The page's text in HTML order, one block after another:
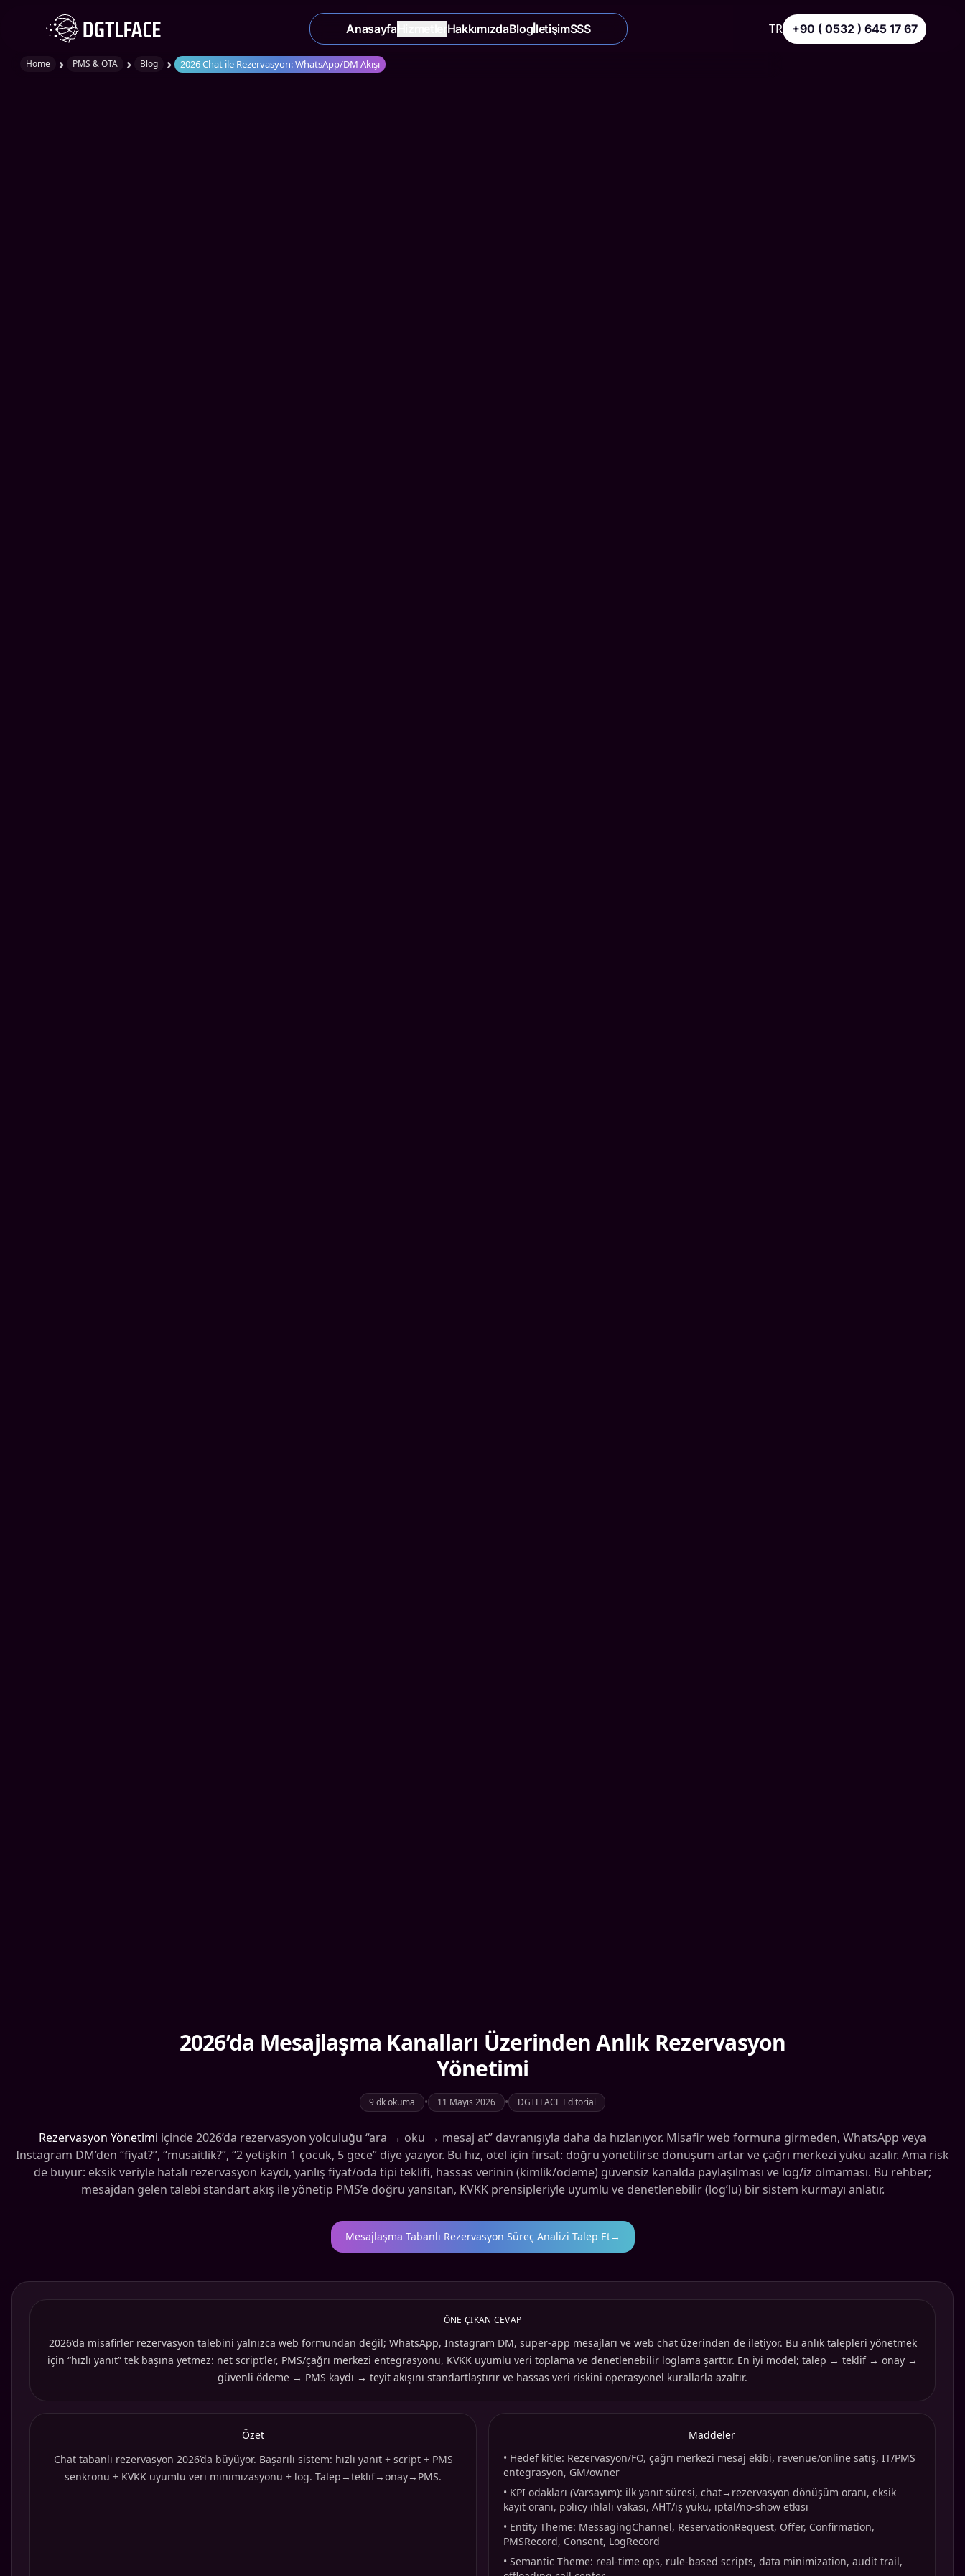
AnasayfaHizmetler HakkımızdaBlogİletişimSSS TR +90 ( 0532 ) 645 17 67
Home › PMS & OTA › Blog › 2026 Chat ile Rezervasyon: WhatsApp/DM Akışı
2026’da Mesajlaşma Kanalları Üzerinden Anlık Rezervasyon
Yönetimi
9 dk okuma • 11 Mayıs 2026 • DGTLFACE Editorial
Rezervasyon Yönetimi içinde 2026’da rezervasyon yolculuğu “ara → oku → mesaj at” davranışıyla daha da hızlanıyor. Misafir web formuna girmeden, WhatsApp veya
Instagram DM’den “fiyat?”, “müsaitlik?”, “2 yetişkin 1 çocuk, 5 gece” diye yazıyor. Bu hız, otel için fırsat: doğru yönetilirse dönüşüm artar ve çağrı merkezi yükü azalır. Ama risk
de büyür: eksik veriyle hatalı rezervasyon kaydı, yanlış fiyat/oda tipi teklifi, hassas verinin (kimlik/ödeme) güvensiz kanalda paylaşılması ve log/iz olmaması. Bu rehber;
mesajdan gelen talebi standart akış ile yönetip PMS’e doğru yansıtan, KVKK prensipleriyle uyumlu ve denetlenebilir (log’lu) bir sistem kurmayı anlatır.
Mesajlaşma Tabanlı Rezervasyon Süreç Analizi Talep Et→
ÖNE ÇIKAN CEVAP
2026’da misafirler rezervasyon talebini yalnızca web formundan değil; WhatsApp, Instagram DM, super-app mesajları ve web chat üzerinden de iletiyor. Bu anlık talepleri yönetmek
için “hızlı yanıt” tek başına yetmez: net script’ler, PMS/çağrı merkezi entegrasyonu, KVKK uyumlu veri toplama ve denetlenebilir loglama şarttır. En iyi model; talep → teklif → onay →
güvenli ödeme → PMS kaydı → teyit akışını standartlaştırır ve hassas veri riskini operasyonel kurallarla azaltır.
Özet
Chat tabanlı rezervasyon 2026’da büyüyor. Başarılı sistem: hızlı yanıt + script + PMS
senkronu + KVKK uyumlu veri minimizasyonu + log. Talep→teklif→onay→PMS.
Maddeler
• Hedef kitle: Rezervasyon/FO, çağrı merkezi mesaj ekibi, revenue/online satış, IT/PMS
entegrasyon, GM/owner
• KPI odakları (Varsayım): ilk yanıt süresi, chat→rezervasyon dönüşüm oranı, eksik
kayıt oranı, policy ihlali vakası, AHT/iş yükü, iptal/no-show etkisi
• Entity Theme: MessagingChannel, ReservationRequest, Offer, Confirmation,
PMSRecord, Consent, LogRecord
• Semantic Theme: real-time ops, rule-based scripts, data minimization, audit trail,